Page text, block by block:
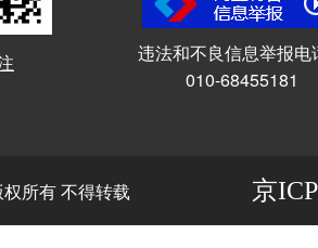
违法和不良信息举报电
010-68455181
所有 不得转载 京